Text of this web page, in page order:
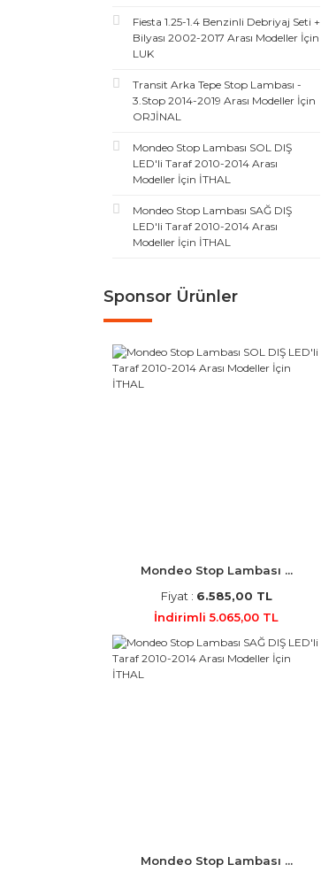
Fiesta 1.25-1.4 Benzinli Debriyaj Seti +
Bilyası 2002-2017 Arası Modeller İçin
LUK
Transit Arka Tepe Stop Lambası -
3.Stop 2014-2019 Arası Modeller İçin
ORJİNAL
Mondeo Stop Lambası SOL DIŞ
LED'li Taraf 2010-2014 Arası
Modeller İçin İTHAL
Mondeo Stop Lambası SAĞ DIŞ
LED'li Taraf 2010-2014 Arası
Modeller İçin İTHAL
Sponsor Ürünler
Mondeo Stop Lambası ...
Fiyat : 6.585,00 TL
İndirimli 5.065,00 TL
Mondeo Stop Lambası ...